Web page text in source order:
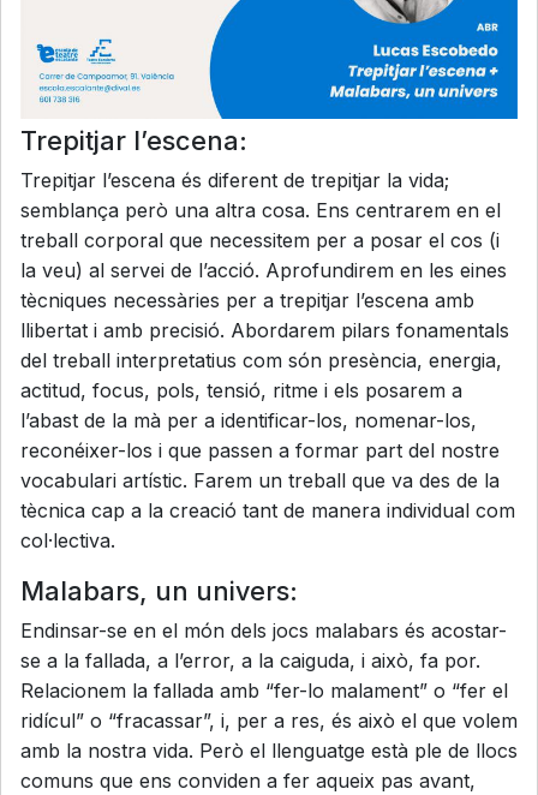
Trepitjar l’escena:
Trepitjar l’escena és diferent de trepitjar la vida;
semblança però una altra cosa. Ens centrarem en el
treball corporal que necessitem per a posar el cos (i
la veu) al servei de l’acció. Aprofundirem en les eines
tècniques necessàries per a trepitjar l’escena amb
llibertat i amb precisió. Abordarem pilars fonamentals
del treball interpretatius com són presència, energia,
actitud, focus, pols, tensió, ritme i els posarem a
l’abast de la mà per a identificar-los, nomenar-los,
reconéixer-los i que passen a formar part del nostre
vocabulari artístic. Farem un treball que va des de la
tècnica cap a la creació tant de manera individual com
col·lectiva.
Malabars, un univers:
Endinsar-se en el món dels jocs malabars és acostar-
se a la fallada, a l’error, a la caiguda, i això, fa por.
Relacionem la fallada amb “fer-lo malament” o “fer el
ridícul” o “fracassar”, i, per a res, és això el que volem
amb la nostra vida. Però el llenguatge està ple de llocs
comuns que ens conviden a fer aqueix pas avant,